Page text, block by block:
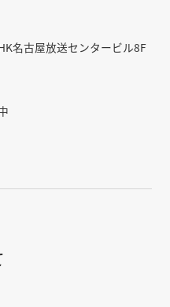
名古屋放送センタービル8F